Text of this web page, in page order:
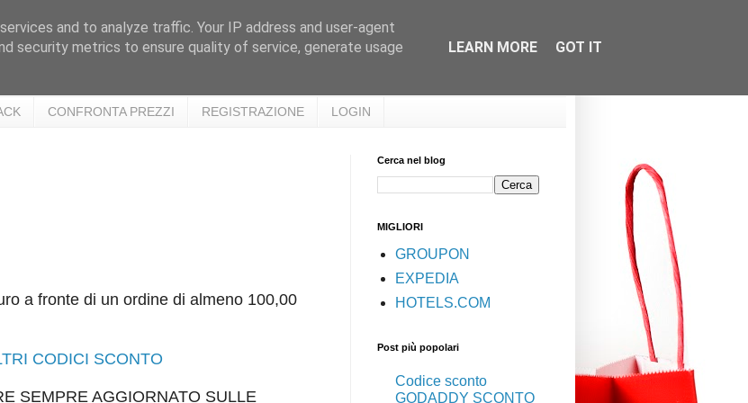
CONFRONTA PREZZI REGISTRAZIONE LOGIN
a fronte di un ordine di almeno 100,00
CODICI SCONTO
SEMPRE AGGIORNATO SULLE
Cerca nel blog
MIGLIORI
GROUPON
EXPEDIA
HOTELS.COM
Post più popolari
Codice sconto
GODADDY SCONTO
and to analyze traffic. Your IP address and user-agent
security metrics to ensure quality of service, generate usage
LEARN MORE GOT IT